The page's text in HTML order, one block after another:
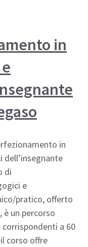
in
in
di
e
pratico, offerto
è un percorso
a 60
corso offre